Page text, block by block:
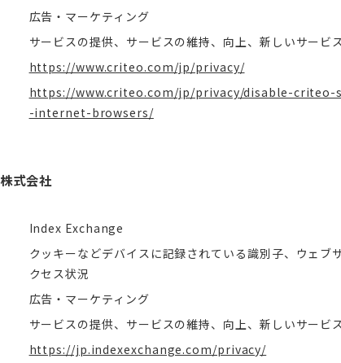
広告・マーケティング
サービスの提供、サービスの維持、向上、新しいサービ
https://www.criteo.com/jp/privacy/
https://www.criteo.com/jp/privacy/disable-criteo-
-internet-browsers/
式会社
Index Exchange
クッキーなどデバイスに記録されている識別子、ウェブ
クセス状況
広告・マーケティング
サービスの提供、サービスの維持、向上、新しいサービ
https://jp.indexexchange.com/privacy/